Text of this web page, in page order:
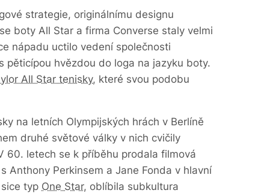
strategie, originálnímu designu
boty All Star a firma Converse staly velmi
nápadu uctilo vedení společnosti
pěticípou hvězdou do loga na jazyku boty.
All Star tenisky, které svou podobu
na letních Olympijských hrách v Berlíně
druhé světové války v nich cvičily
60. letech se k příběhu prodala filmová
Anthony Perkinsem a ‎Jane Fonda v hlavní
typ One Star, oblíbila subkultura